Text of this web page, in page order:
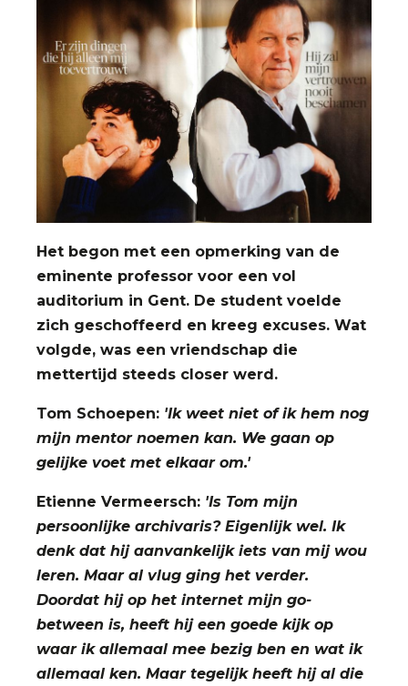
Het begon met een opmerking van de
eminente professor voor een vol
auditorium in Gent. De student voelde
zich geschoffeerd en kreeg excuses. Wat
volgde, was een vriendschap die
mettertijd steeds closer werd.
Tom Schoepen: 'Ik weet niet of ik hem nog
mijn mentor noemen kan. We gaan op
gelijke voet met elkaar om.'
Etienne Vermeersch: 'Is Tom mijn
persoonlijke archivaris? Eigenlijk wel. Ik
denk dat hij aanvankelijk iets van mij wou
leren. Maar al vlug ging het verder.
Doordat hij op het internet mijn go-
between is, heeft hij een goede kijk op
waar ik allemaal mee bezig ben en wat ik
allemaal ken. Maar tegelijk heeft hij al die